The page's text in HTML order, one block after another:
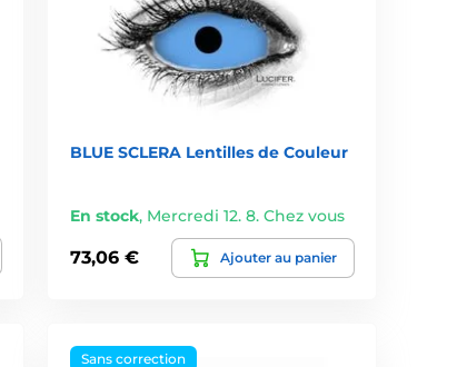
BLUE SCLERA Lentilles de Couleur
En stock, Mercredi 12. 8. Chez vous
73,06 € Ajouter au panier
Sans correction